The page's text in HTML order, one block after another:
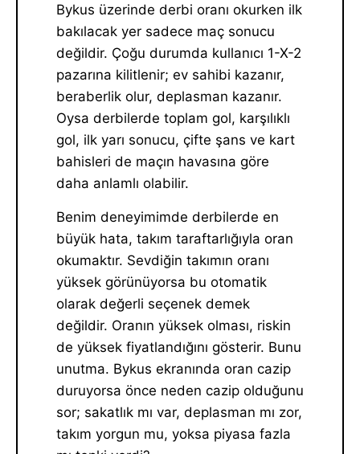
Bykus üzerinde derbi oranı okurken ilk
bakılacak yer sadece maç sonucu
değildir. Çoğu durumda kullanıcı 1-X-2
pazarına kilitlenir; ev sahibi kazanır,
beraberlik olur, deplasman kazanır.
Oysa derbilerde toplam gol, karşılıklı
gol, ilk yarı sonucu, çifte şans ve kart
bahisleri de maçın havasına göre
daha anlamlı olabilir.
Benim deneyimimde derbilerde en
büyük hata, takım taraftarlığıyla oran
okumaktır. Sevdiğin takımın oranı
yüksek görünüyorsa bu otomatik
olarak değerli seçenek demek
değildir. Oranın yüksek olması, riskin
de yüksek fiyatlandığını gösterir. Bunu
unutma. Bykus ekranında oran cazip
duruyorsa önce neden cazip olduğunu
sor; sakatlık mı var, deplasman mı zor,
takım yorgun mu, yoksa piyasa fazla